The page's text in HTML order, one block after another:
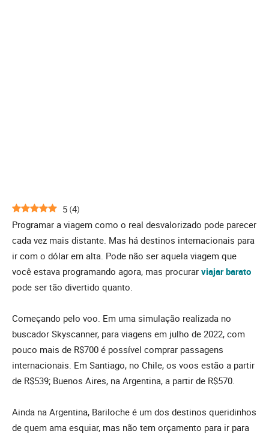
5 (4)
Programar a viagem como o real desvalorizado pode parecer
cada vez mais distante. Mas há destinos internacionais para
ir com o dólar em alta. Pode não ser aquela viagem que
você estava programando agora, mas procurar viajar barato
pode ser tão divertido quanto.
Começando pelo voo. Em uma simulação realizada no
buscador Skyscanner, para viagens em julho de 2022, com
pouco mais de R$700 é possível comprar passagens
internacionais. Em Santiago, no Chile, os voos estão a partir
de R$539; Buenos Aires, na Argentina, a partir de R$570.
Ainda na Argentina, Bariloche é um dos destinos queridinhos
de quem ama esquiar, mas não tem orçamento para ir para